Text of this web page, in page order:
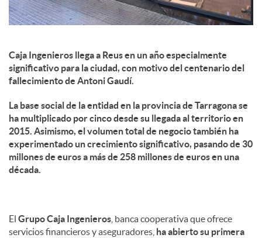
Caja Ingenieros llega a Reus en un año especialmente
significativo para la ciudad, con motivo del centenario del
fallecimiento de Antoni Gaudí.
La base social de la entidad en la provincia de Tarragona se
ha multiplicado por cinco desde su llegada al territorio en
2015. Asimismo, el volumen total de negocio también ha
experimentado un crecimiento significativo, pasando de 30
millones de euros a más de 258 millones de euros en una
década.
El Grupo Caja Ingenieros , banca cooperativa que ofrece
servicios financieros y aseguradores, ha abierto su primera